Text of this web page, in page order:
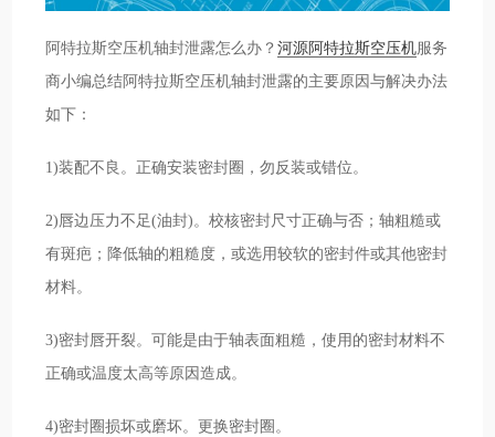
阿特拉斯空压机轴封泄露怎么办？河源阿特拉斯空压机服务
商小编总结阿特拉斯空压机轴封泄露的主要原因与解决办法
如下：
1)装配不良。正确安装密封圈，勿反装或错位。
2)唇边压力不足(油封)。校核密封尺寸正确与否；轴粗糙或
有斑疤；降低轴的粗糙度，或选用较软的密封件或其他密封
材料。
3)密封唇开裂。可能是由于轴表面粗糙，使用的密封材料不
正确或温度太高等原因造成。
4)密封圈损坏或磨坏。更换密封圈。